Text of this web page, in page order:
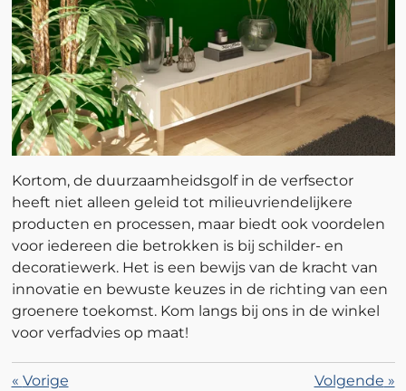
Kortom, de duurzaamheidsgolf in de verfsector
heeft niet alleen geleid tot milieuvriendelijkere
producten en processen, maar biedt ook voordelen
voor iedereen die betrokken is bij schilder- en
decoratiewerk. Het is een bewijs van de kracht van
innovatie en bewuste keuzes in de richting van een
groenere toekomst. Kom langs bij ons in de winkel
voor verfadvies op maat!
« Vorige Volgende »